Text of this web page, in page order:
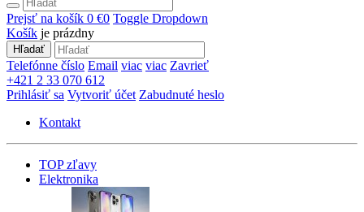
Prejsť na košík 0 €0 Toggle Dropdown
Košík je prázdny
Hľadať
Telefónne číslo Email viac viac Zavrieť
+421 2 33 070 612
Prihlásiť sa Vytvoriť účet Zabudnuté heslo
Kontakt
TOP zľavy
Elektronika